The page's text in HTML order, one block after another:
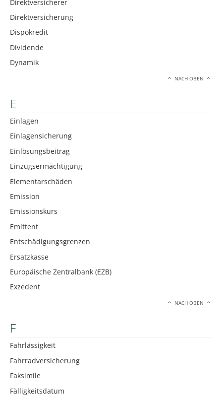
Direktversicherer
Direktversicherung
Dispokredit
Dividende
Dynamik
NACH OBEN
E
Einlagen
Einlagensicherung
Einlösungsbeitrag
Einzugsermächtigung
Elementarschäden
Emission
Emissionskurs
Emittent
Entschädigungsgrenzen
Ersatzkasse
Europäische Zentralbank (EZB)
Exzedent
NACH OBEN
F
Fahrlässigkeit
Fahrradversicherung
Faksimile
Fälligkeitsdatum